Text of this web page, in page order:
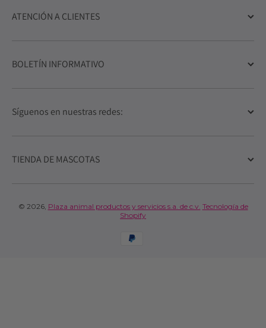
ATENCIÓN A CLIENTES
BOLETÍN INFORMATIVO
Síguenos en nuestras redes:
TIENDA DE MASCOTAS
© 2026, Plaza animal productos y servicios s.a. de c.v. Tecnología de
Shopify